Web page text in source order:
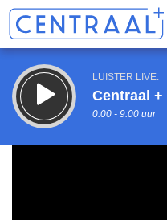
LUISTER LIVE:
Centraal +
0.00 - 9.00 uur